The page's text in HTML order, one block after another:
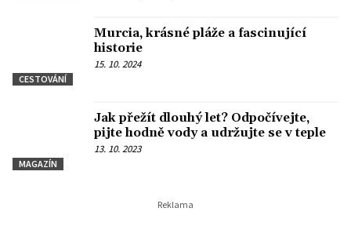
CESTOVÁNÍ
Murcia, krásné pláže a fascinující
historie
15. 10. 2024
MAGAZÍN
Jak přežít dlouhý let? Odpočívejte,
pijte hodně vody a udržujte se v teple
13. 10. 2023